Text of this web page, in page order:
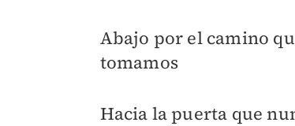
Abajo por el camino
tomamos
Hacia la puerta que